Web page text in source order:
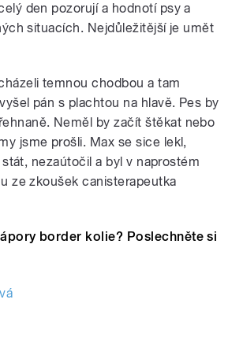
den pozorují a hodnotí psy a
situacích. Nejdůležitější je umět
temnou chodbou a tam
pán s plachtou na hlavě. Pes by
Neměl by začít štěkat nebo
jsme prošli. Max se sice lekl,
nezaútočil a byl v naprostém
ze zkoušek canisterapeutka
border kolie? Poslechněte si